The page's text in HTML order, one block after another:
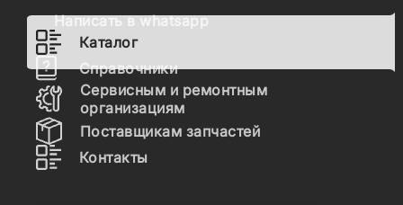
Написать в whatsapp
Каталог
Справочники
Сервисным и ремонтным
организациям
Поставщикам запчастей
Контакты
впускного коллектора
Cummins 6CT, 3914311,
3910779, 3904300
Наличие 3936993 на складах, цены и сроки
отгрузки